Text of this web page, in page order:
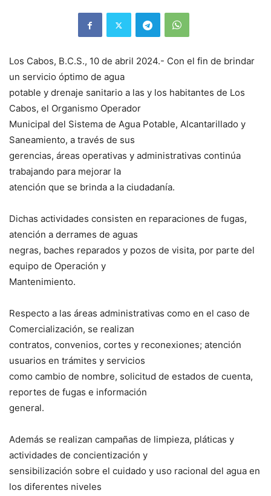
Los Cabos, B.C.S., 10 de abril 2024.- Con el fin de brindar
un servicio óptimo de agua
potable y drenaje sanitario a las y los habitantes de Los
Cabos, el Organismo Operador
Municipal del Sistema de Agua Potable, Alcantarillado y
Saneamiento, a través de sus
gerencias, áreas operativas y administrativas continúa
trabajando para mejorar la
atención que se brinda a la ciudadanía.
Dichas actividades consisten en reparaciones de fugas,
atención a derrames de aguas
negras, baches reparados y pozos de visita, por parte del
equipo de Operación y
Mantenimiento.
Respecto a las áreas administrativas como en el caso de
Comercialización, se realizan
contratos, convenios, cortes y reconexiones; atención
usuarios en trámites y servicios
como cambio de nombre, solicitud de estados de cuenta,
reportes de fugas e información
general.
Además se realizan campañas de limpieza, pláticas y
actividades de concientización y
sensibilización sobre el cuidado y uso racional del agua en
los diferentes niveles